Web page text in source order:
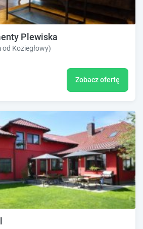
Plewiska
Koziegłowy)
Zobacz ofertę